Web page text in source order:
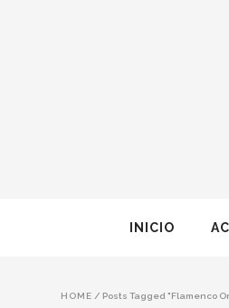
INICIO
HOME / Posts Tagged "Flamenco